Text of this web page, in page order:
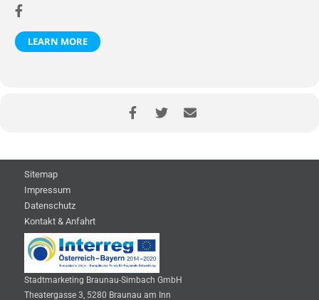
LEARN MORE
Sitemap
Impressum
Datenschutz
Kontakt & Anfahrt
Stadtmarketing Braunau-Simbach GmbH
Theatergasse 3, 5280 Braunau am Inn